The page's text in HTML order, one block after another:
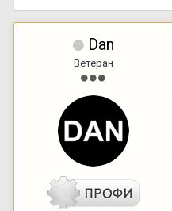
Dan
Ветеран